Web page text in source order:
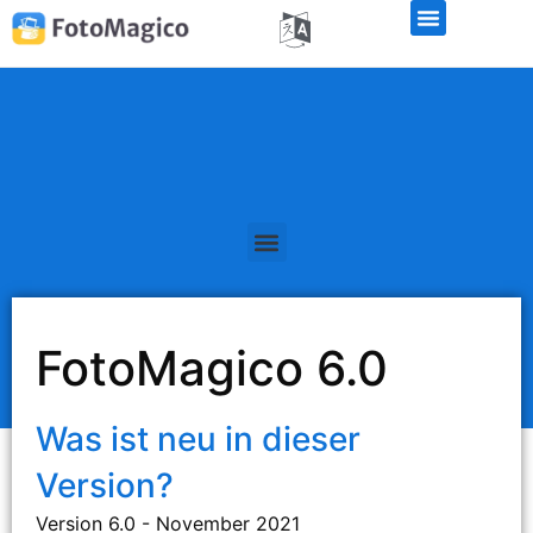
FotoMagico 6.0
Was ist neu in dieser
Version?
Version 6.0 - November 2021